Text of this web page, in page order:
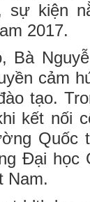
sự kiện
2017.
Bà
cảm
tạo.
kết nối
Quốc
Đại học
Nam.